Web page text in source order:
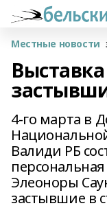
Местные новости
4-го марта в
Валиди РБ
Элеоноры
застывшие в